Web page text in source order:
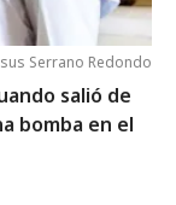
Serrano Redondo
salió de
bomba en el